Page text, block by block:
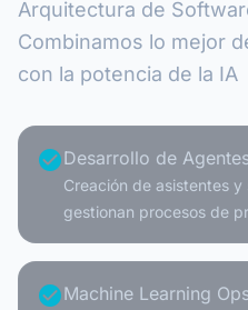
Arquitectura de
Combinamos lo mejor
con la potencia de la IA
check_circleDesarrollo de
Creación de asistentes
gestionan procesos de
check_circleMachine Learning